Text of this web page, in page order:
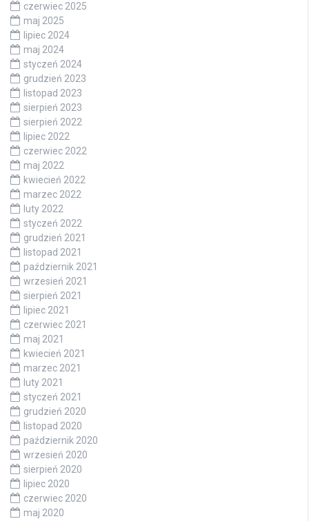
czerwiec 2025
maj 2025
lipiec 2024
maj 2024
styczeń 2024
grudzień 2023
listopad 2023
sierpień 2023
sierpień 2022
lipiec 2022
czerwiec 2022
maj 2022
kwiecień 2022
marzec 2022
luty 2022
styczeń 2022
grudzień 2021
listopad 2021
październik 2021
wrzesień 2021
sierpień 2021
lipiec 2021
czerwiec 2021
maj 2021
kwiecień 2021
marzec 2021
luty 2021
styczeń 2021
grudzień 2020
listopad 2020
październik 2020
wrzesień 2020
sierpień 2020
lipiec 2020
czerwiec 2020
maj 2020